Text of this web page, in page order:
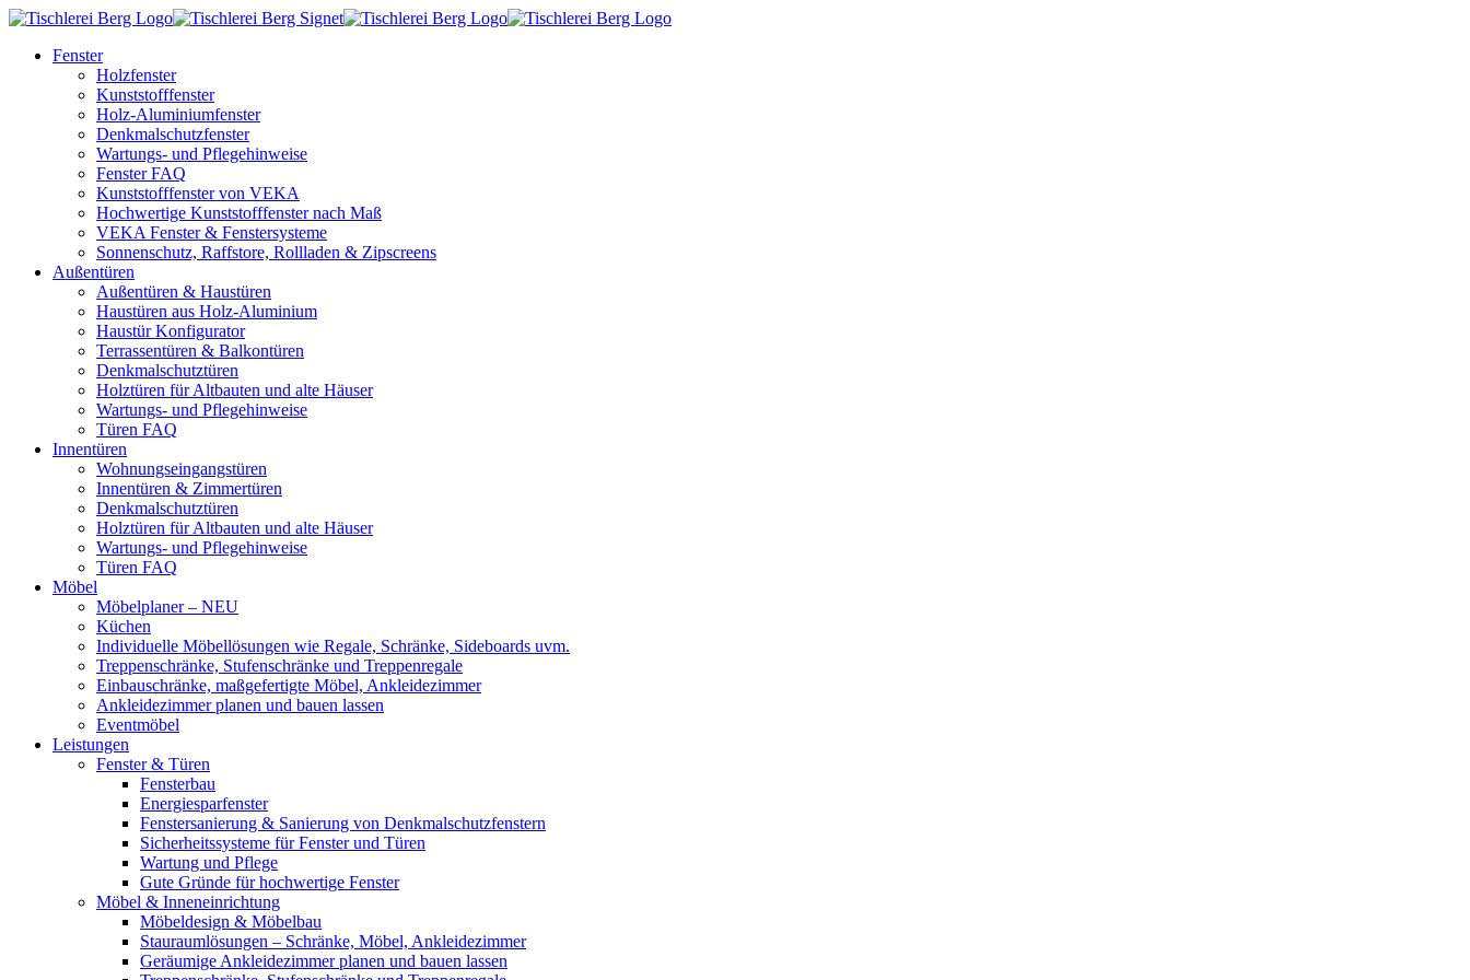
Fenster
Holzfenster
Kunststofffenster
Holz-Aluminiumfenster
Denkmalschutzfenster
Wartungs- und Pflegehinweise
Fenster FAQ
Kunststofffenster von VEKA
Hochwertige Kunststofffenster nach Maß
VEKA Fenster & Fenstersysteme
Sonnenschutz, Raffstore, Rollladen & Zipscreens
Außentüren
Außentüren & Haustüren
Haustüren aus Holz-Aluminium
Haustür Konfigurator
Terrassentüren & Balkontüren
Denkmalschutztüren
Holztüren für Altbauten und alte Häuser
Wartungs- und Pflegehinweise
Türen FAQ
Innentüren
Wohnungseingangstüren
Innentüren & Zimmertüren
Denkmalschutztüren
Holztüren für Altbauten und alte Häuser
Wartungs- und Pflegehinweise
Türen FAQ
Möbel
Möbelplaner – NEU
Küchen
Individuelle Möbellösungen wie Regale, Schränke, Sideboards uvm.
Treppenschränke, Stufenschränke und Treppenregale
Einbauschränke, maßgefertigte Möbel, Ankleidezimmer
Ankleidezimmer planen und bauen lassen
Eventmöbel
Leistungen
Fenster & Türen
Fensterbau
Energiesparfenster
Fenstersanierung & Sanierung von Denkmalschutzfenstern
Sicherheitssysteme für Fenster und Türen
Wartung und Pflege
Gute Gründe für hochwertige Fenster
Möbel & Inneneinrichtung
Möbeldesign & Möbelbau
Stauraumlösungen – Schränke, Möbel, Ankleidezimmer
Geräumige Ankleidezimmer planen und bauen lassen